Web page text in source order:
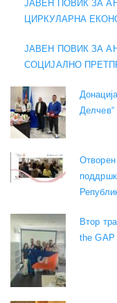
ЈАВЕН ПОВИК ЗА
ЦИРКУЛАРНА
ЈАВЕН ПОВИК ЗА
СОЦИЈАЛНО
Отворен
Втор
the GAP